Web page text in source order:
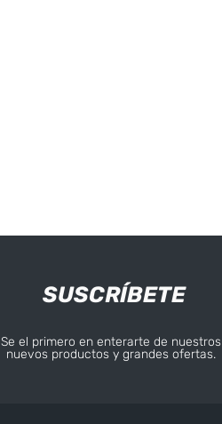
SUSCRÍBETE
Se el primero en enterarte de nuestros
nuevos productos y grandes ofertas.